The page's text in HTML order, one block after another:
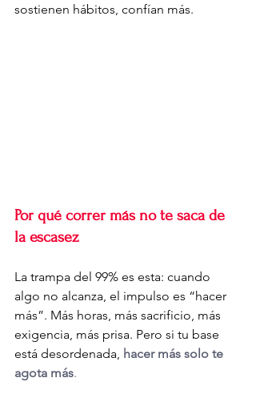
sostienen hábitos, confían más.
Por qué correr más no te saca de
la escasez
La trampa del 99% es esta: cuando
algo no alcanza, el impulso es “hacer
más”. Más horas, más sacrificio, más
exigencia, más prisa. Pero si tu base
está desordenada, hacer más solo te
agota más.